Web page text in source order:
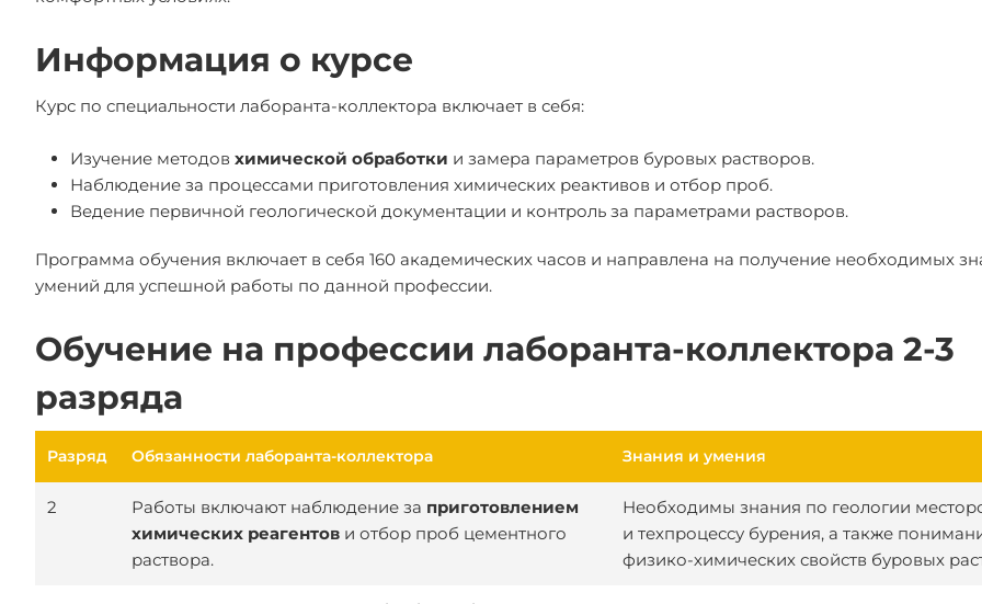
Информация о курсе
Курс по специальности лаборанта-коллектора включает в себя:
Изучение методов химической обработки и замера параметров буровых растворов.
Наблюдение за процессами приготовления химических реактивов и отбор проб.
Ведение первичной геологической документации и контроль за параметрами растворов.
Программа обучения включает в себя 160 академических часов и направлена на получение необходимых
умений для успешной работы по данной профессии.
Обучение на профессии лаборанта-коллектора 2-3
разряда
Разряд Обязанности лаборанта-коллектора Знания и умения
2 Работы включают наблюдение за приготовлением
химических реагентов и отбор проб цементного
раствора.
Необходимы знания по геологии
и техпроцессу бурения, а также
физико-химических свойств буровых